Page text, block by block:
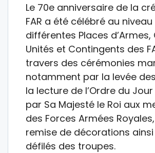
Le 70e anniversaire de la
FAR a été célébré au
différentes Places d’Armes,
Unités et Contingents des
travers des cérémonies
notamment par la levée
la lecture de l’Ordre du
par Sa Majesté le Roi aux
des Forces Armées
remise de décorations
défilés des troupes.